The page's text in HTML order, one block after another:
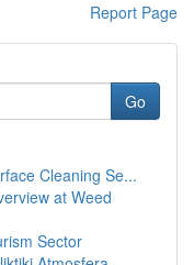
Report Page
Go
Cleaning Se...
at Weed
Sector